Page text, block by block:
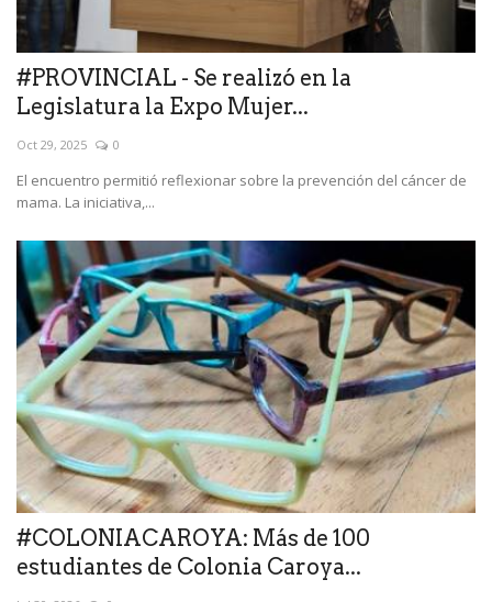
#PROVINCIAL - Se realizó en la
Legislatura la Expo Mujer...
Oct 29, 2025 0
El encuentro permitió reflexionar sobre la prevención del cáncer de
mama. La iniciativa,...
#COLONIACAROYA: Más de 100
estudiantes de Colonia Caroya...